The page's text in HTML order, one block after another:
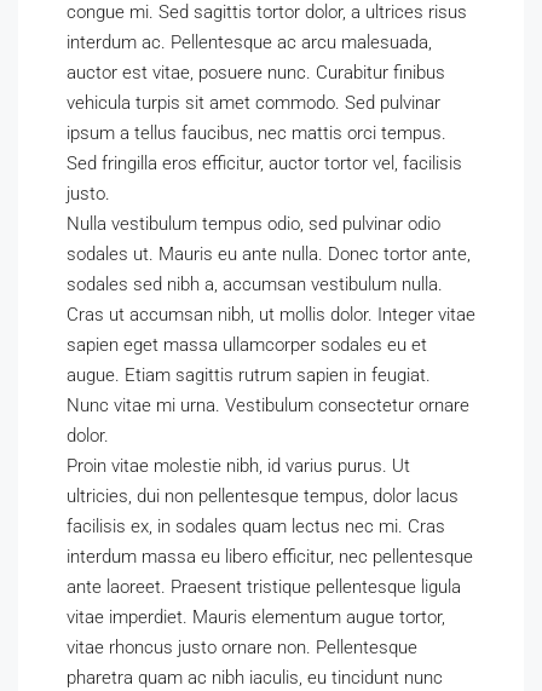
congue mi. Sed sagittis tortor dolor, a ultrices risus
interdum ac. Pellentesque ac arcu malesuada,
auctor est vitae, posuere nunc. Curabitur finibus
vehicula turpis sit amet commodo. Sed pulvinar
ipsum a tellus faucibus, nec mattis orci tempus.
Sed fringilla eros efficitur, auctor tortor vel, facilisis
justo.
Nulla vestibulum tempus odio, sed pulvinar odio
sodales ut. Mauris eu ante nulla. Donec tortor ante,
sodales sed nibh a, accumsan vestibulum nulla.
Cras ut accumsan nibh, ut mollis dolor. Integer vitae
sapien eget massa ullamcorper sodales eu et
augue. Etiam sagittis rutrum sapien in feugiat.
Nunc vitae mi urna. Vestibulum consectetur ornare
dolor.
Proin vitae molestie nibh, id varius purus. Ut
ultricies, dui non pellentesque tempus, dolor lacus
facilisis ex, in sodales quam lectus nec mi. Cras
interdum massa eu libero efficitur, nec pellentesque
ante laoreet. Praesent tristique pellentesque ligula
vitae imperdiet. Mauris elementum augue tortor,
vitae rhoncus justo ornare non. Pellentesque
pharetra quam ac nibh iaculis, eu tincidunt nunc